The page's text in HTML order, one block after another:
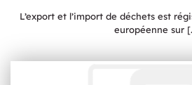
L’export et l’import de déchets est
européenne sur